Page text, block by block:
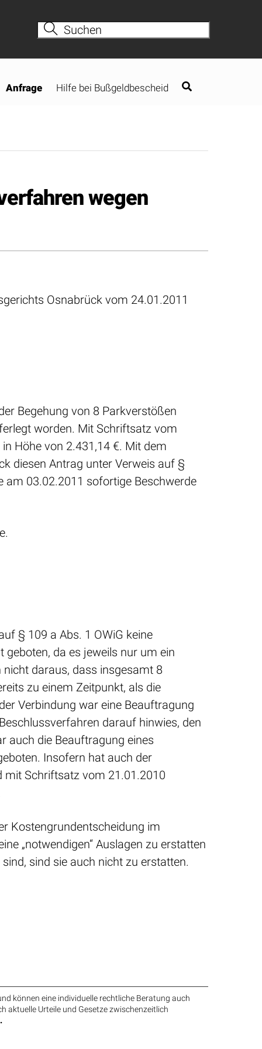
Anfrage Hilfe bei Bußgeldbescheid
wegen
Osnabrück vom 24.01.2011
Begehung von 8 Parkverstößen
worden. Mit Schriftsatz vom
Höhe von 2.431,14 €. Mit dem
diesen Antrag unter Verweis auf §
am 03.02.2011 sofortige Beschwerde
§ 109 a Abs. 1 OWiG keine
da es jeweils nur um ein
daraus, dass insgesamt 8
zu einem Zeitpunkt, als die
Verbindung war eine Beauftragung
darauf hinwies, den
auch die Beauftragung eines
Insofern hat auch der
mit Schriftsatz vom 21.01.2010
Kostengrundentscheidung im
„notwendigen“ Auslagen zu erstatten
sind sie auch nicht zu erstatten.
können eine individuelle rechtliche Beratung auch
aktuelle Urteile und Gesetze zwischenzeitlich